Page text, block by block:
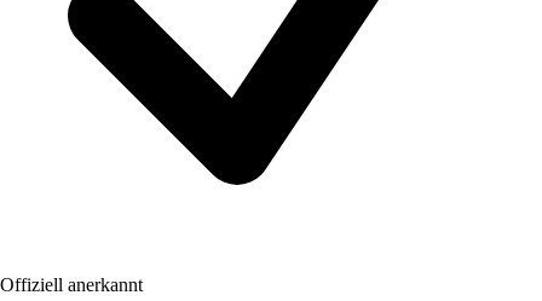
Offiziell anerkannt